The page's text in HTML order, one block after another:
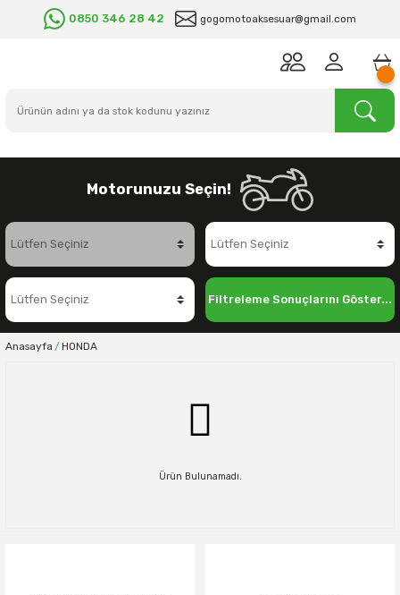
0850 346 28 42 gogomotoaksesuar@gmail.com
Motorunuzu Seçin!
Filtreleme Sonuçlarını Göster...
Anasayfa HONDA
Ürün Bulunamadı.